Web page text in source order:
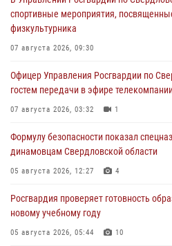
спортивные мероприятия,
физкультурника
07 августа 2026, 09:30
Офицер Управления Росгвардии по
гостем передачи в эфире
07 августа 2026, 03:32 1
Формулу безопасности показал
динамовцам Свердловской области
05 августа 2026, 12:27 4
Росгвардия проверяет готовность
новому учебному году
05 августа 2026, 05:44 10